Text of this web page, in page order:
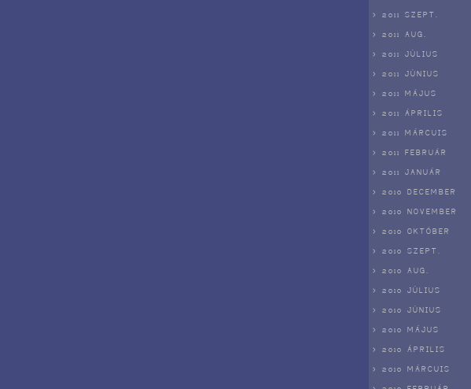
> 2011 SZEPT.
> 2011 AUG.
> 2011 JÚLIUS
> 2011 JÚNIUS
> 2011 MÁJUS
> 2011 ÁPRILIS
> 2011 MÁRCUIS
> 2011 FEBRUÁR
> 2011 JANUÁR
> 2010 DECEMBER
> 2010 NOVEMBER
> 2010 OKTÓBER
> 2010 SZEPT.
> 2010 AUG.
> 2010 JÚLIUS
> 2010 JÚNIUS
> 2010 MÁJUS
> 2010 ÁPRILIS
> 2010 MÁRCUIS